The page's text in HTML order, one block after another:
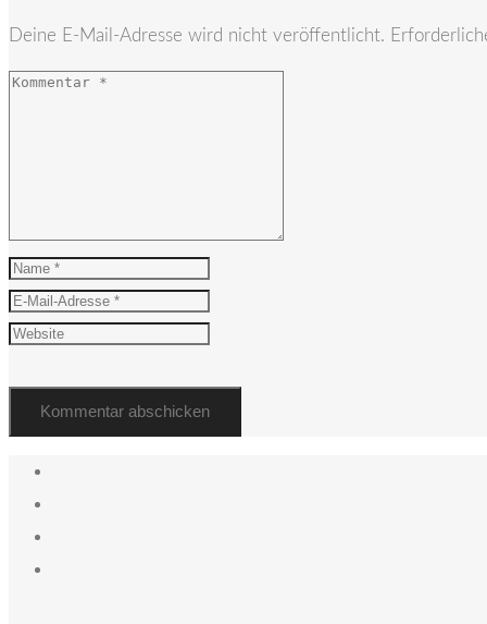
Deine E-Mail-Adresse wird nicht veröffentlicht.